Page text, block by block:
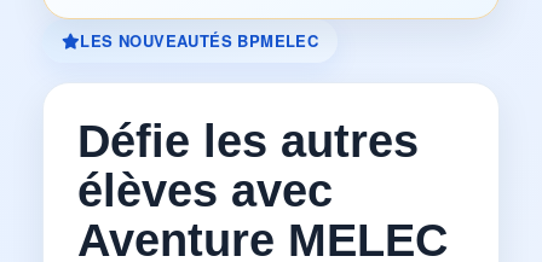
LES NOUVEAUTÉS BPMELEC
Défie les autres
élèves avec
Aventure MELEC